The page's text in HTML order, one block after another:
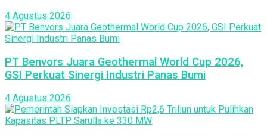
4 Agustus 2026
PT Benvors Juara Geothermal World Cup 2026,
GSI Perkuat Sinergi Industri Panas Bumi
4 Agustus 2026